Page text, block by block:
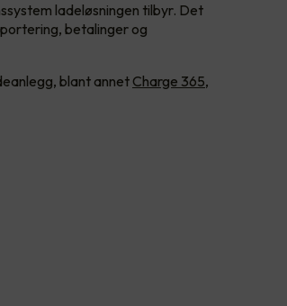
ladeløsningen tilbyr. Det
betalinger og
blant annet Charge 365,